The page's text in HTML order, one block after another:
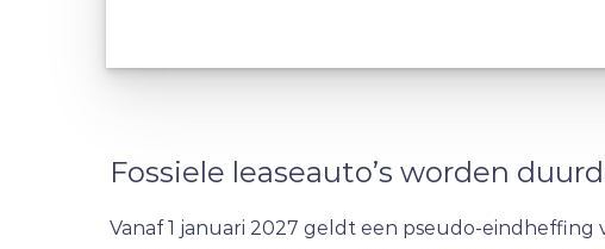
Fossiele leaseauto’s worden
Vanaf 1 januari 2027 geldt een pseudo-eindheffing